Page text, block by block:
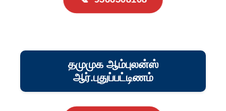
தமுமுக ஆம்புலன்ஸ்
ஆர்.புதுப்பட்டிணம்